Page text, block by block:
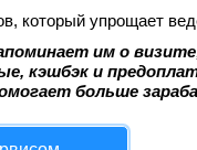
который упрощает
им о
кэшбэк и
больше